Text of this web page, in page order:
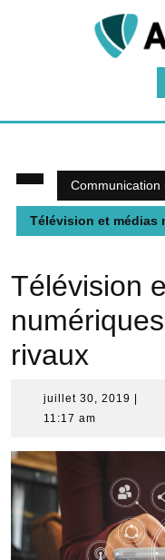
Communication
Télévision et médias
Télévision
rivaux
juillet 30, 2019
11:17 am